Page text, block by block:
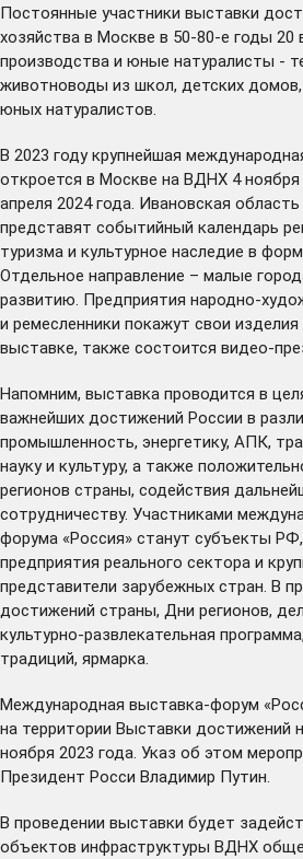
Постоянные участники выставки
хозяйства в Москве в 50-80-е годы 20
производства и юные натуралисты -
животноводы из школ, детских
юных натуралистов.
В 2023 году крупнейшая
откроется в Москве на ВДНХ 4
апреля 2024 года. Ивановская
представят событийный календарь
туризма и культурное наследие в
Отдельное направление – малые
развитию. Предприятия народно-
и ремесленники покажут свои
выставке, также состоится видео-
Напомним, выставка проводится в
важнейших достижений России в
промышленность, энергетику, АПК,
науку и культуру, а также
регионов страны, содействия
сотрудничеству. Участниками
форума «Россия» станут субъекты
предприятия реального сектора и
представители зарубежных стран. В
достижений страны, Дни регионов,
культурно-развлекательная
традиций, ярмарка.
Международная выставка-форум
на территории Выставки достижений
ноября 2023 года. Указ об этом
Президент Росси Владимир Путин.
В проведении выставки будет
объектов инфраструктуры ВДНХ